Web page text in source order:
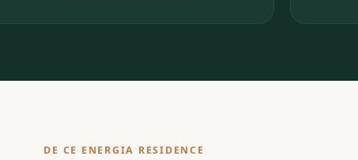
DE CE ENERGIA RESIDENCE